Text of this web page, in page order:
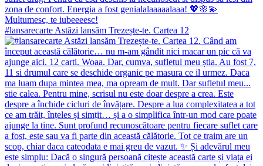
#lansarecarte Astăzi lansăm Trezește-te. Cartea 12